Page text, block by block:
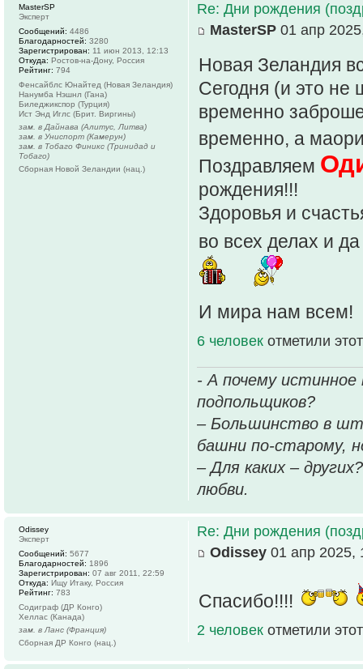
Re: Дни рождения
MasterSP 01 апр
Новая Зеландия
Сегодня (и это не
временно
временно, а
Поздравляем
рождения!!!
Здоровья и
во всех делах и
И мира нам всем!
6 человек отметили
- А почему
подпольщиков?
– Большинство в
башни по-старому,
– Для каких –
любви.
MasterSP
Эксперт
Сообщений: 4486
Благодарностей: 3280
Зарегистрирован: 11 июн 2013, 12:13
Откуда: Ростов-на-Дону, Россия
Рейтинг: 794
Фенсайблс Юнайтед (Новая Зеландия)
Нанумба Нэшнл (Гана)
Биледжикспор (Турция)
Ист Энд Иглс (Брит. Виргины)
зам. в Дайнава (Алитус, Литва)
зам. в Униспорт (Камерун)
зам. в Тобаго Финикс (Тринидад и
Тобаго)
Сборная Новой Зеландии (нац.)
Re: Дни рождения
Odissey 01 апр 2025,
Спасибо!!!!
2 человек отметили
Odissey
Эксперт
Сообщений: 5677
Благодарностей: 1896
Зарегистрирован: 07 авг 2011, 22:59
Откуда: Ищу Итаку, Россия
Рейтинг: 783
Содиграф (ДР Конго)
Хеллас (Канада)
зам. в Ланс (Франция)
Сборная ДР Конго (нац.)